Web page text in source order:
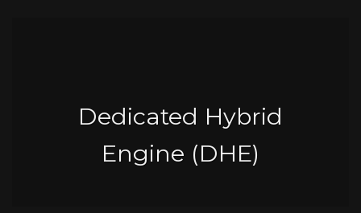
Dedicated Hybrid
Engine (DHE)